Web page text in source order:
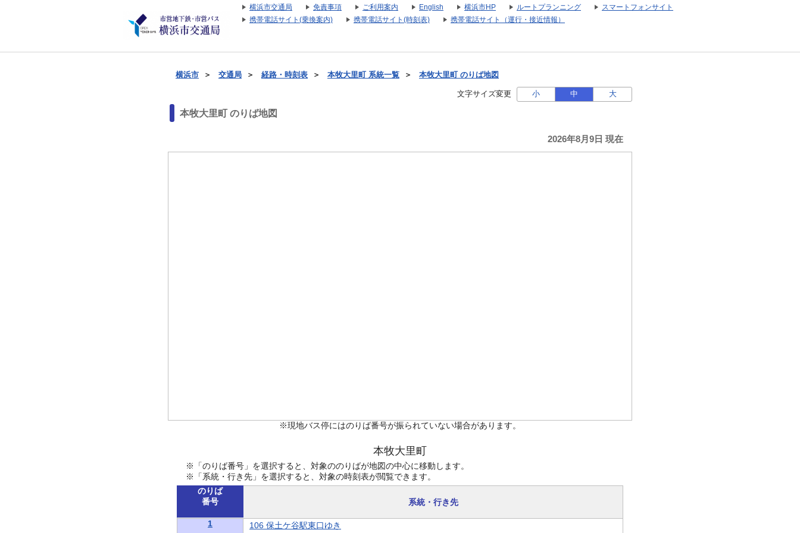
横浜市交通局 免責事項 ご利用案内 English 横浜市HP ルートプランニング
スマートフォンサイト
携帯電話サイト(乗換案内)
携帯電話サイト(時刻表) 携帯電話サイト（運行・接近情報）
横浜市 ＞ 交通局 ＞ 経路・時刻表 ＞ 本牧大里町 系統一覧 ＞ 本牧大里町 のりば地図
文字サイズ変更 小 中 大
本牧大里町 のりば地図
2026年8月9日 現在
※現地バス停にはのりば番号が振られていない場合があります。
本牧大里町
※「のりば番号」を選択すると、対象ののりばが地図の中心に移動します。
※「系統・行き先」を選択すると、対象の時刻表が閲覧できます。
のりば
番号
系統・行き先
1 106 保土ケ谷駅東口ゆき